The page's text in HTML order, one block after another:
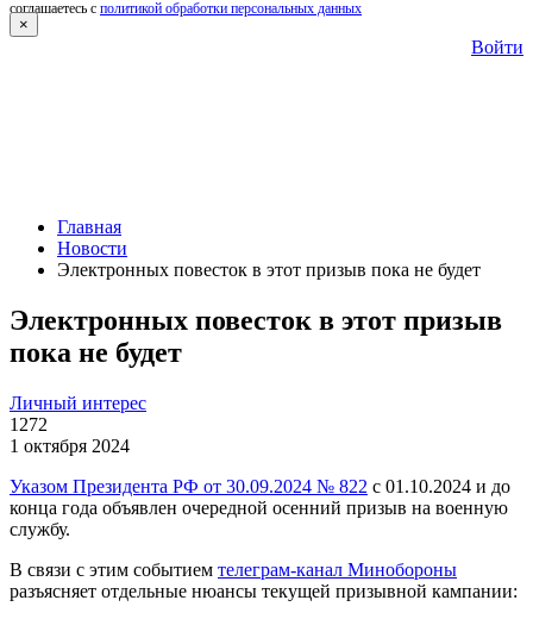
соглашаетесь с политикой обработки персональных данных
×
Войти
Главная
Новости
Электронных повесток в этот призыв пока не будет
Электронных повесток в этот призыв
пока не будет
Личный интерес
1272
1 октября 2024
Указом Президента РФ от 30.09.2024 № 822 с 01.10.2024 и до
конца года объявлен очередной осенний призыв на военную
службу.
В связи с этим событием телеграм-канал Минобороны
разъясняет отдельные нюансы текущей призывной кампании: